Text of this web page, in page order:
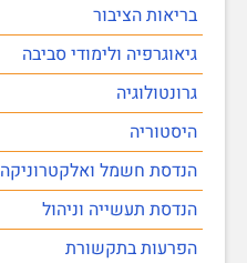
בריאות הציבור
גיאוגרפיה ולימודי סביבה
גרונטולוגיה
היסטוריה
הנדסת חשמל ואלקטרוניקה
הנדסת תעשייה וניהול
הפרעות בתקשורת